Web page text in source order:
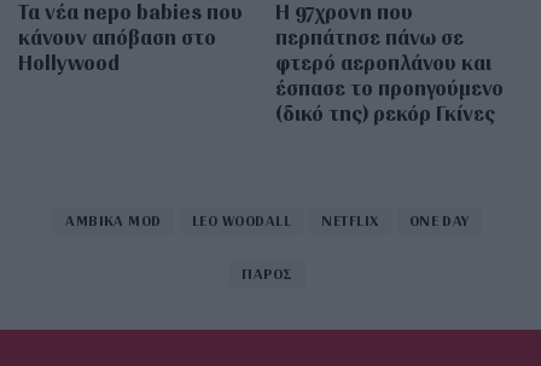
Τα νέα nepo babies που
κάνουν απόβαση στο
Hollywood
Η 97χρονη που
περπάτησε πάνω σε
φτερό αεροπλάνου και
έσπασε το προηγούμενο
(δικό της) ρεκόρ Γκίνες
AMBIKA MOD LEO WOODALL NETFLIX ONE DAY
ΠΑΡΟΣ